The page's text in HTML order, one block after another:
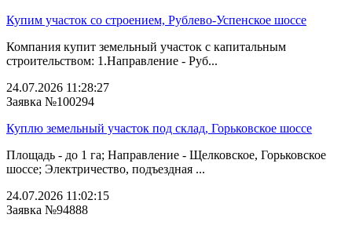
Купим участок со строением, Рублево-Успенское шоссе
Компания купит земельный участок с капитальным
строительством: 1.Направление - Руб...
24.07.2026 11:28:27
Заявка №100294
Куплю земельный участок под склад, Горьковское шоссе
Площадь - до 1 га; Направление - Щелковское, Горьковское
шоссе; Электричество, подъездная ...
24.07.2026 11:02:15
Заявка №94888